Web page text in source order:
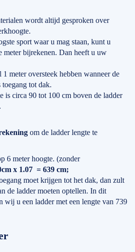
wordt altijd gesproken over
sport waar u mag staan, kunt u
meter bijrekenen. Dan heeft u uw
meter oversteek hebben wanneer de
tot dak.
is circa 90 tot 100 cm boven de ladder
om de ladder lengte te
6 meter hoogte. (zonder
x 1.07 = 639 cm;
moet krijgen tot het dak, dan zult
de ladder moeten optellen. In dit
wij u een ladder met een lengte van 739